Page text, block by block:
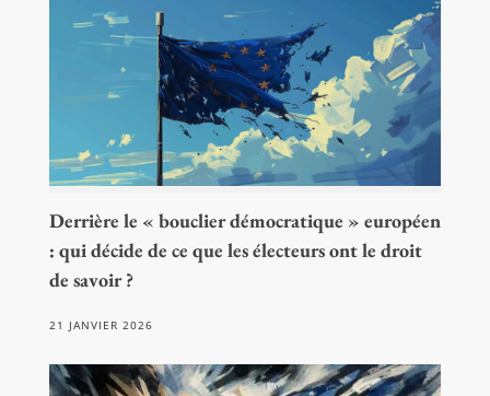
Derrière le « bouclier démocratique » européen
: qui décide de ce que les électeurs ont le droit
de savoir ?
21 JANVIER 2026